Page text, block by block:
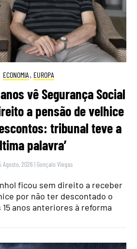
ECONOMIA , EUROPA
vê Segurança Social
a pensão de velhice
tribunal teve a
palavra’
Agosto, 2026 | Gonçalo Viegas
ficou sem direito a receber
por não ter descontado o
anos anteriores à reforma